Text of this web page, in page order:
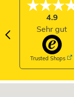
4.9
Sehr gut
Trusted Shops